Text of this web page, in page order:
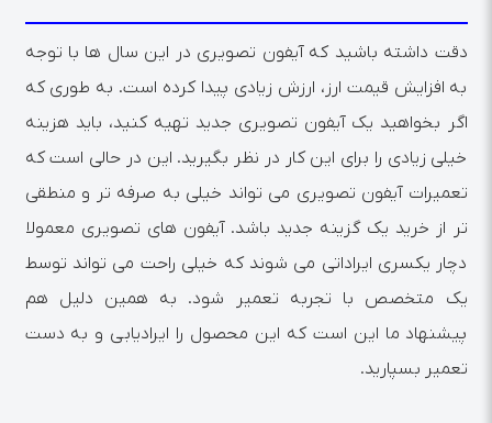
دقت داشته باشید که آیفون تصویری در این سال ها با توجه
به افزایش قیمت ارز، ارزش زیادی پیدا کرده است. به طوری که
اگر بخواهید یک آیفون تصویری جدید تهیه کنید، باید هزینه
خیلی زیادی را برای این کار در نظر بگیرید. این در حالی است که
تعمیرات آیفون تصویری می تواند خیلی به صرفه تر و منطقی
تر از خرید یک گزینه جدید باشد. آیفون های تصویری معمولا
دچار یکسری ایراداتی می شوند که خیلی راحت می تواند توسط
یک متخصص با تجربه تعمیر شود. به همین دلیل هم
پیشنهاد ما این است که این محصول را ایرادیابی و به دست
تعمیر بسپارید.